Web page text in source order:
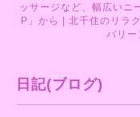
ッサージなど、幅広いニ
P」から | 北千住のリラ
バリー
日記(ブログ)